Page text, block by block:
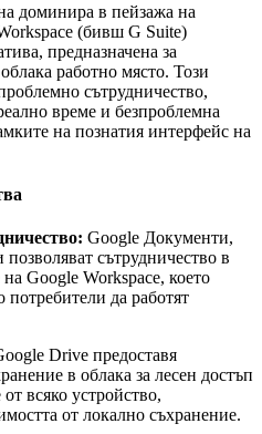
доминира в пейзажа на
(бивш G Suite)
предназначена за
работно място. Този
сътрудничество,
време и безпроблемна
на познатия интерфейс на
Google Документи,
сътрудничество в
Google Workspace, което
да работят
Drive предоставя
в облака за лесен достъп
всяко устройство,
от локално съхранение.